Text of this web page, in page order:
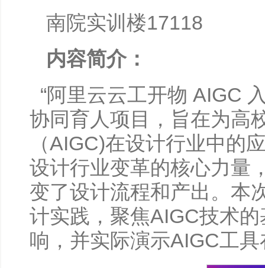
南院实训楼17118
内容简介：
“阿里云云工开物 AIGC
协同育人项目，旨在为高
（AIGC)在设计行业中的
设计行业变革的核心力量
变了设计流程和产出。本
计实践，聚焦AIGC技术
响，并实际演示AIGC工